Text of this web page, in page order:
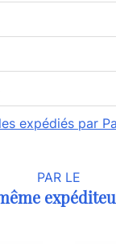
expédiés par
PAR LE